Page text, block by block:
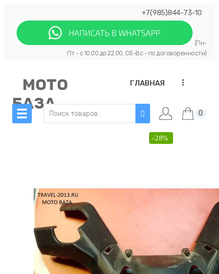
+7(985)844-73-10
(Пн-
Пт - с 10:00 до 22:00, Сб-Вс - по договоренности)
МОТО
БАЗА
ГЛАВНАЯ ...
0
-28%